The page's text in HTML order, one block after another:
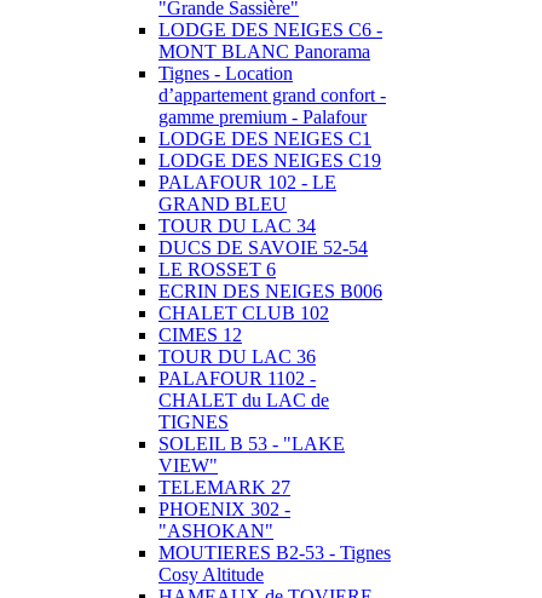
"Grande Sassière"
LODGE DES NEIGES C6 -
MONT BLANC Panorama
Tignes - Location
d’appartement grand confort -
gamme premium - Palafour
LODGE DES NEIGES C1
LODGE DES NEIGES C19
PALAFOUR 102 - LE
GRAND BLEU
TOUR DU LAC 34
DUCS DE SAVOIE 52-54
LE ROSSET 6
ECRIN DES NEIGES B006
CHALET CLUB 102
CIMES 12
TOUR DU LAC 36
PALAFOUR 1102 -
CHALET du LAC de
TIGNES
SOLEIL B 53 - "LAKE
VIEW"
TELEMARK 27
PHOENIX 302 -
"ASHOKAN"
MOUTIERES B2-53 - Tignes
Cosy Altitude